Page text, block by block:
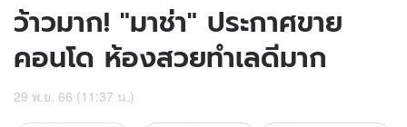
ว้าวมาก! "มาช่า" ประกาศขาย
คอนโด ห้องสวยทำเลดีมาก
29 พ.ย. 66 (11:37 น.)